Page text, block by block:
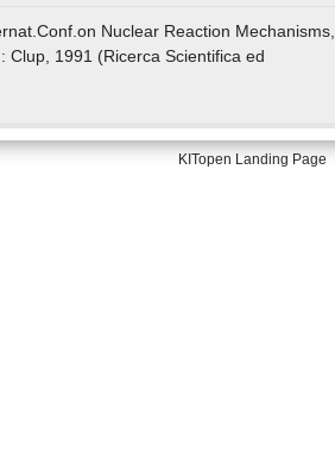
Nuclear Reaction Mechanisms,
Clup, 1991 (Ricerca Scientifica ed
KITopen Landing Page